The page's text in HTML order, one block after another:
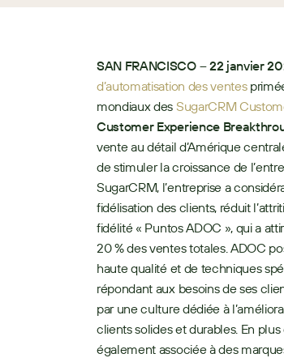
SAN FRANCISCO – 22 janvier
d’automatisation des ventes
mondiaux des SugarCRM
Customer Experience
vente au détail d’Amérique
de stimuler la croissance de
SugarCRM, l’entreprise a
fidélisation des clients, réduit
fidélité « Puntos ADOC », qui a
20 % des ventes totales. ADOC
haute qualité et de techniques
répondant aux besoins de ses
par une culture dédiée à
clients solides et durables. En
également associée à des